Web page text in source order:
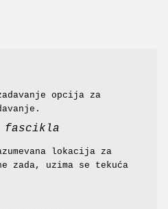
opcija za
fascikla
lokacija za
zada, uzima se tekuća